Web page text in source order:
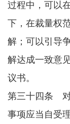
过程中，可以
下，在裁量权
解；可以引导
解达成一致意
议书。
第三十四条 对
事项应当自受